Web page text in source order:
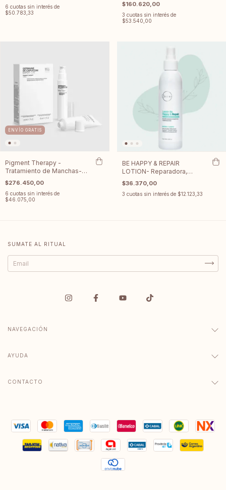
6 cuotas sin interés de
$50.783,33
$160.620,00
3 cuotas sin interés de
$53.540,00
ENVÍO GRATIS
Pigment Therapy -
Tratamiento de Manchas-
Home Pack-
$276.450,00
6 cuotas sin interés de
$46.075,00
BE HAPPY & REPAIR
LOTION- Reparadora,
Calmante
$36.370,00
3 cuotas sin interés de $12.123,33
SUMATE AL RITUAL
NAVEGACIÓN
AYUDA
CONTACTO